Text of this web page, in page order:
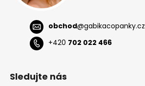
obchod@gabikacopanky.cz
+420 702 022 466
Sledujte nás